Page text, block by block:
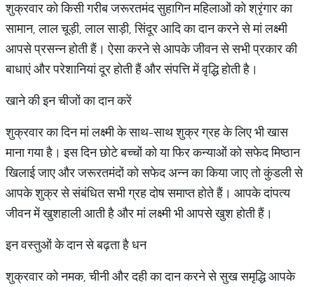
शुक्रवार को किसी गरीब जरूरतमंद सुहागिन महिलाओं को श्रृंगार का
सामान, लाल चूड़ी, लाल साड़ी, सिंदूर आदि का दान करने से मां लक्ष्‍मी
आपसे प्रसन्‍न होती हैं। ऐसा करने से आपके जीवन से सभी प्रकार की
बाधाएं और परेशानियां दूर होती हैं और संपत्ति में वृद्धि होती है।
खाने की इन चीजों का दान करें
शुक्रवार का दिन मां लक्ष्‍मी के साथ-साथ शुक्र ग्रह के लिए भी खास
माना गया है। इस दिन छोटे बच्‍चों को या फिर कन्‍याओं को सफेद मिष्‍ठान
खिलाई जाए और जरूरतमंदों को सफेद अन्‍न का किया जाए तो कुंडली से
आपके शुक्र से संबंधित सभी ग्रह दोष समाप्‍त होते हैं। आपके दांपत्‍य
जीवन में खुशहाली आती है और मां लक्ष्‍मी भी आपसे खुश होती हैं।
इन वस्‍तुओं के दान से बढ़ता है धन
शुक्रवार को नमक, चीनी और दही का दान करने से सुख समृद्धि आपके